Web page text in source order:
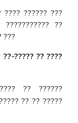
???? ?????? ???
??????????? ??
???
????? ?? ????
?? ??????
?? ?? ?????